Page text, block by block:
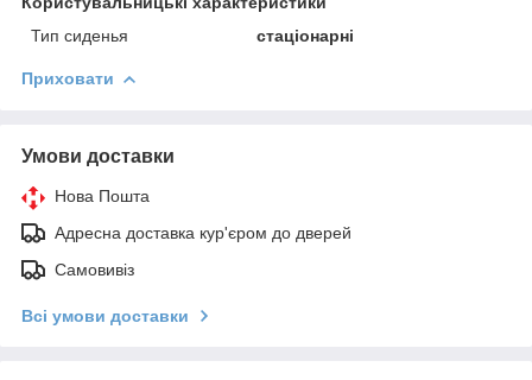
Тип сиденья
стаціонарні
Приховати
Умови доставки
Нова Пошта
Адресна доставка кур'єром до дверей
Самовивіз
Всі умови доставки